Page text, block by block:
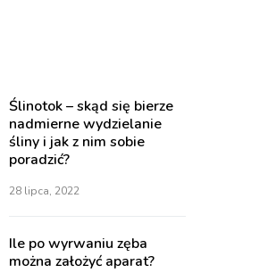
Ślinotok – skąd się bierze
nadmierne wydzielanie
śliny i jak z nim sobie
poradzić?
28 lipca, 2022
Ile po wyrwaniu zęba
można założyć aparat?